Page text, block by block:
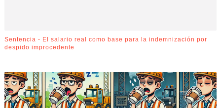
Sentencia - El salario real como base para la indemnización por
despido improcedente